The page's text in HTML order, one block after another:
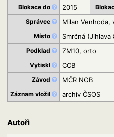
Blokace do 2015
Správce
Milan Venhoda,
Místo
Smrčná (Jihlava
Podklad
ZM10, orto
Vytiskl
CCB
Závod
MČR NOB
Záznam vložil archiv ČSOS
Autoři